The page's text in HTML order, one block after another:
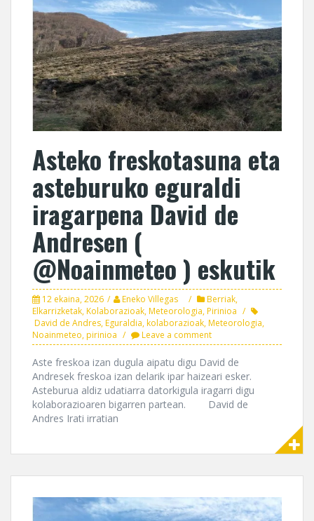
Asteko freskotasuna eta
asteburuko eguraldi
iragarpena David de
Andresen (
@Noainmeteo ) eskutik
12 ekaina, 2026 Eneko Villegas Berriak,
Elkarrizketak,Kolaborazioak,Meteorologia,Pirinioa
David de Andres,Eguraldia,kolaborazioak,Meteorologia,
Noainmeteo,pirinioa Leave a comment
Aste freskoa izan dugula aipatu digu David de
Andresek freskoa izan delarik ipar haizeari esker.
Asteburua aldiz udatiarra datorkigula iragarri digu
kolaborazioaren bigarren partean. David de
Andres Irati irratian